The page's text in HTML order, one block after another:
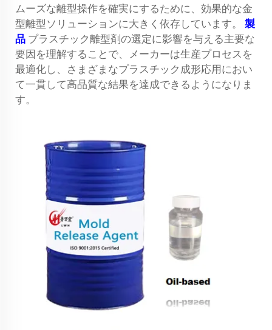
ムーズな離型操作を確実にするために、効果的な金
型離型ソリューションに大きく依存しています。 製
品 プラスチック離型剤の選定に影響を与える主要な
要因を理解することで、メーカーは生産プロセスを
最適化し、さまざまなプラスチック成形応用におい
て一貫して高品質な結果を達成できるようになりま
す。